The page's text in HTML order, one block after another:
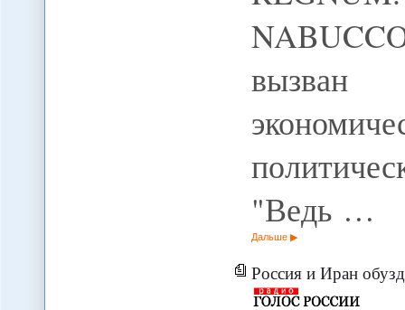
"Ведь …
Дальше
Россия и Иран